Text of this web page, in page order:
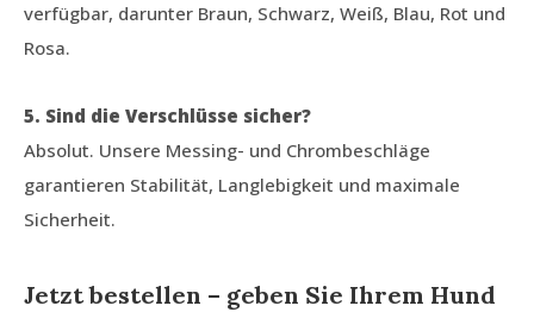
verfügbar, darunter Braun, Schwarz, Weiß, Blau, Rot und
Rosa.
5. Sind die Verschlüsse sicher?
Absolut. Unsere Messing- und Chrombeschläge
garantieren Stabilität, Langlebigkeit und maximale
Sicherheit.
Jetzt bestellen – geben Sie Ihrem Hund